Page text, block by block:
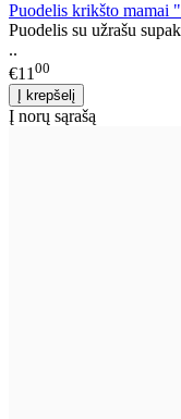
Puodelis krikšto mamai
Puodelis su užrašu
..
€1100
Į norų sąrašą